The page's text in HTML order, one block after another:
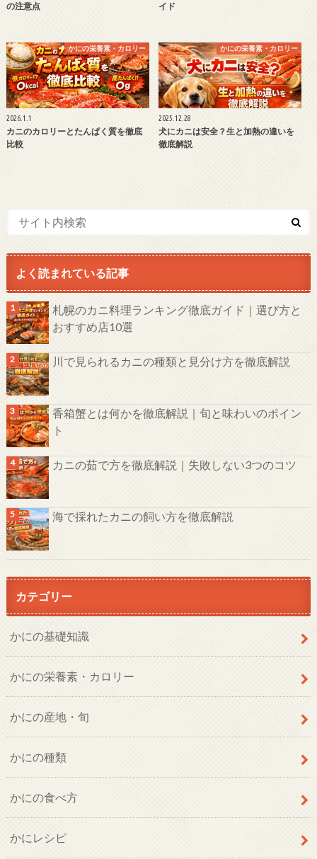
の注意点
イド
かにの栄養素・カロリー
2026.1.1
カニのカロリーとたんぱく質を徹底
比較
かにの栄養素・カロリー
2025.12.28
犬にカニは安全？生と加熱の違いを
徹底解説
よく読まれている記事
札幌のカニ料理ランキング徹底ガイド｜選び方と
おすすめ店10選
川で見られるカニの種類と見分け方を徹底解説
香箱蟹とは何かを徹底解説｜旬と味わいのポイン
ト
カニの茹で方を徹底解説｜失敗しない3つのコツ
海で採れたカニの飼い方を徹底解説
カテゴリー
かにの基礎知識
かにの栄養素・カロリー
かにの産地・旬
かにの種類
かにの食べ方
かにレシピ